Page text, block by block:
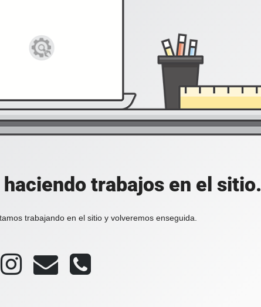
trabajos en el sitio.
trabajando en el sitio y volveremos enseguida.